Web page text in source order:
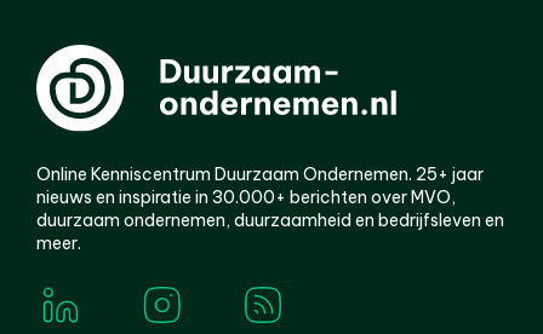
Online Kenniscentrum Duurzaam Ondernemen. 25+ jaar
nieuws en inspiratie in 30.000+ berichten over MVO,
duurzaam ondernemen, duurzaamheid en bedrijfsleven en
meer.